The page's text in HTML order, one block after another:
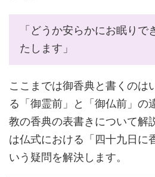
「どうか安らかにお眠りで
たします」
ここまでは御香典と書くのは
る「御霊前」と「御仏前」の
教の香典の表書きについて解
は仏式における「四十九日に
いう疑問を解決します。